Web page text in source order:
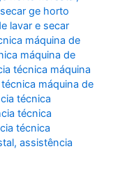
ge horto
lavar e secar
máquina de
máquina de
técnica máquina
máquina de
técnica
técnica
técnica
,assistência